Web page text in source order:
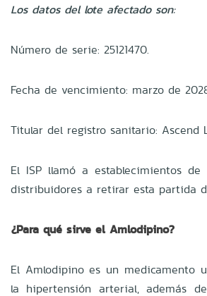
Los datos del lote afectado son:
Número de serie: 25121470.
Fecha de vencimiento: marzo de
Titular del registro sanitario: Ascend
El ISP llamó a establecimientos
distribuidores a retirar esta partida
¿Para qué sirve el Amlodipino?
El Amlodipino es un medicamento
la hipertensión arterial, además